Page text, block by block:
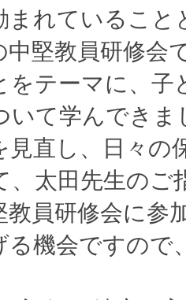
まれていること
堅教員研修会
をテーマに、子
いて学んでき
見直し、日々の
、太田先生の
教員研修会に参
る機会ですので